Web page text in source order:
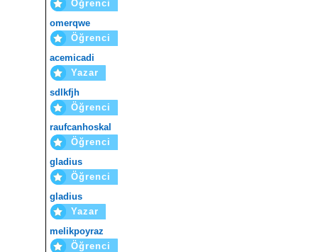
Öğrenci
omerqwe
Öğrenci
acemicadi
Yazar
sdlkfjh
Öğrenci
raufcanhoskal
Öğrenci
gladius
Öğrenci
gladius
Yazar
melikpoyraz
Öğrenci